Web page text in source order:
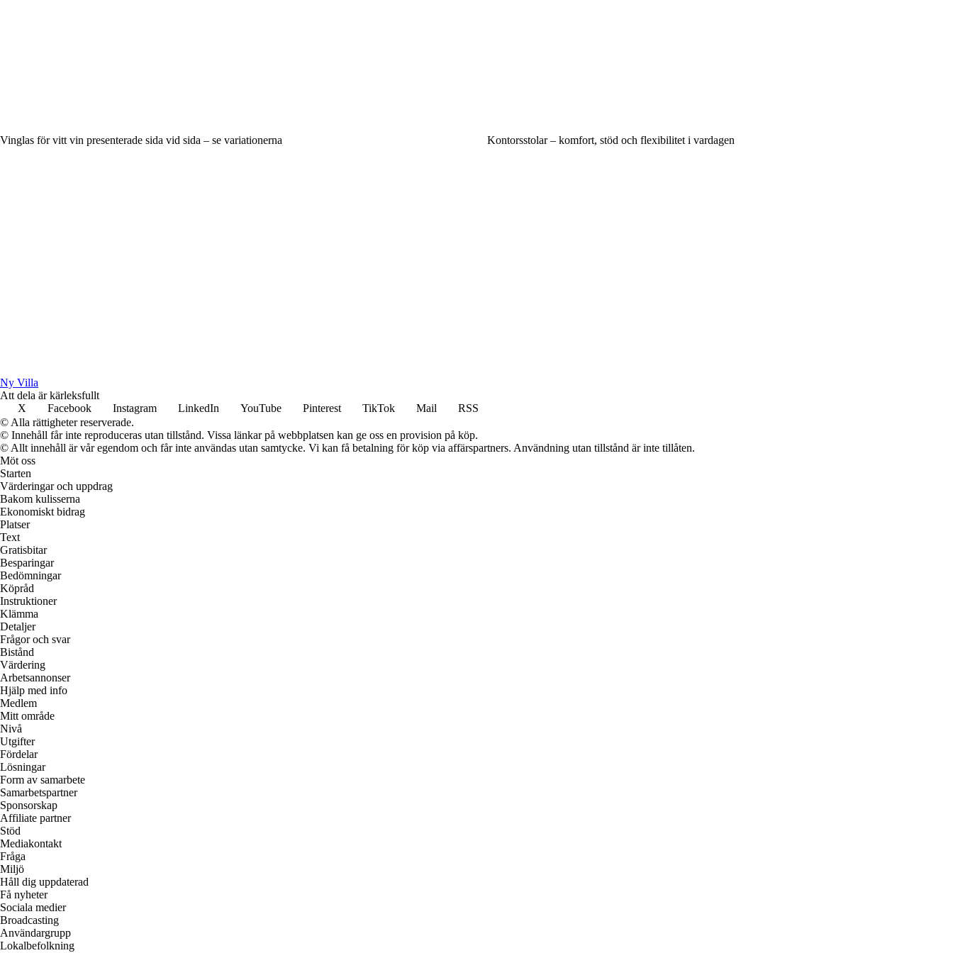
Vinglas för vitt vin presenterade sida vid sida – se variationerna Kontorsstolar – komfort, stöd och flexibilitet i vardagen
Ny Villa
Att dela är kärleksfullt
X
Facebook Instagram LinkedIn YouTube Pinterest TikTok Mail
RSS
© Alla rättigheter reserverade.
© Innehåll får inte reproduceras utan tillstånd. Vissa länkar på webbplatsen kan ge oss en provision på köp.
© Allt innehåll är vår egendom och får inte användas utan samtycke. Vi kan få betalning för köp via affärspartners. Användning utan tillstånd är inte tillåten.
Möt oss
Starten
Värderingar och uppdrag
Bakom kulisserna
Ekonomiskt bidrag
Platser
Text
Gratisbitar
Besparingar
Bedömningar
Köpråd
Instruktioner
Klämma
Detaljer
Frågor och svar
Bistånd
Värdering
Arbetsannonser
Hjälp med info
Medlem
Mitt område
Nivå
Utgifter
Fördelar
Lösningar
Form av samarbete
Samarbetspartner
Sponsorskap
Affiliate partner
Stöd
Mediakontakt
Fråga
Miljö
Håll dig uppdaterad
Få nyheter
Sociala medier
Broadcasting
Användargrupp
Lokalbefolkning